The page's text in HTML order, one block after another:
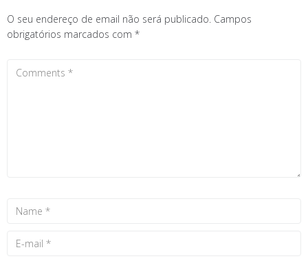
O seu endereço de email não será publicado. Campos
obrigatórios marcados com *